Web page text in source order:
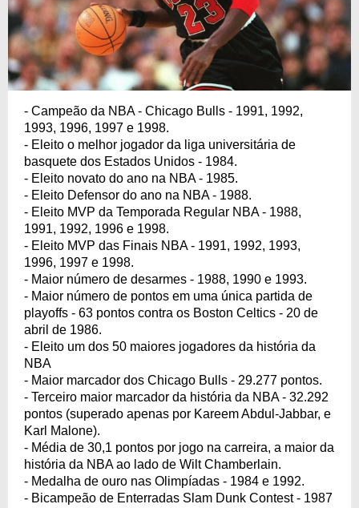
- Campeão da NBA - Chicago Bulls - 1991, 1992,
1993, 1996, 1997 e 1998.
- Eleito o melhor jogador da liga universitária de
basquete dos Estados Unidos - 1984.
- Eleito novato do ano na NBA - 1985.
- Eleito Defensor do ano na NBA - 1988.
- Eleito MVP da Temporada Regular NBA - 1988,
1991, 1992, 1996 e 1998.
- Eleito MVP das Finais NBA - 1991, 1992, 1993,
1996, 1997 e 1998.
- Maior número de desarmes - 1988, 1990 e 1993.
- Maior número de pontos em uma única partida de
playoffs - 63 pontos contra os Boston Celtics - 20 de
abril de 1986.
- Eleito um dos 50 maiores jogadores da história da
NBA
- Maior marcador dos Chicago Bulls - 29.277 pontos.
- Terceiro maior marcador da história da NBA - 32.292
pontos (superado apenas por Kareem Abdul-Jabbar, e
Karl Malone).
- Média de 30,1 pontos por jogo na carreira, a maior da
história da NBA ao lado de Wilt Chamberlain.
- Medalha de ouro nas Olimpíadas - 1984 e 1992.
- Bicampeão de Enterradas Slam Dunk Contest - 1987